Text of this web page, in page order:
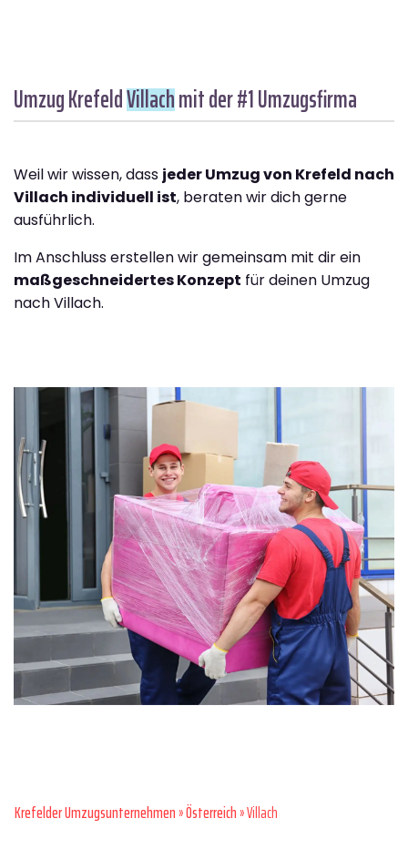
Umzug KrefeldVillachmit der #1 Umzugsfirma
Weil wir wissen, dass jeder Umzug von Krefeld nach
Villach individuell ist, beraten wir dich gerne
ausführlich.
Im Anschluss erstellen wir gemeinsam mit dir ein
maßgeschneidertes Konzept für deinen Umzug
nach Villach.
Krefelder Umzugsunternehmen»Österreich» Villach